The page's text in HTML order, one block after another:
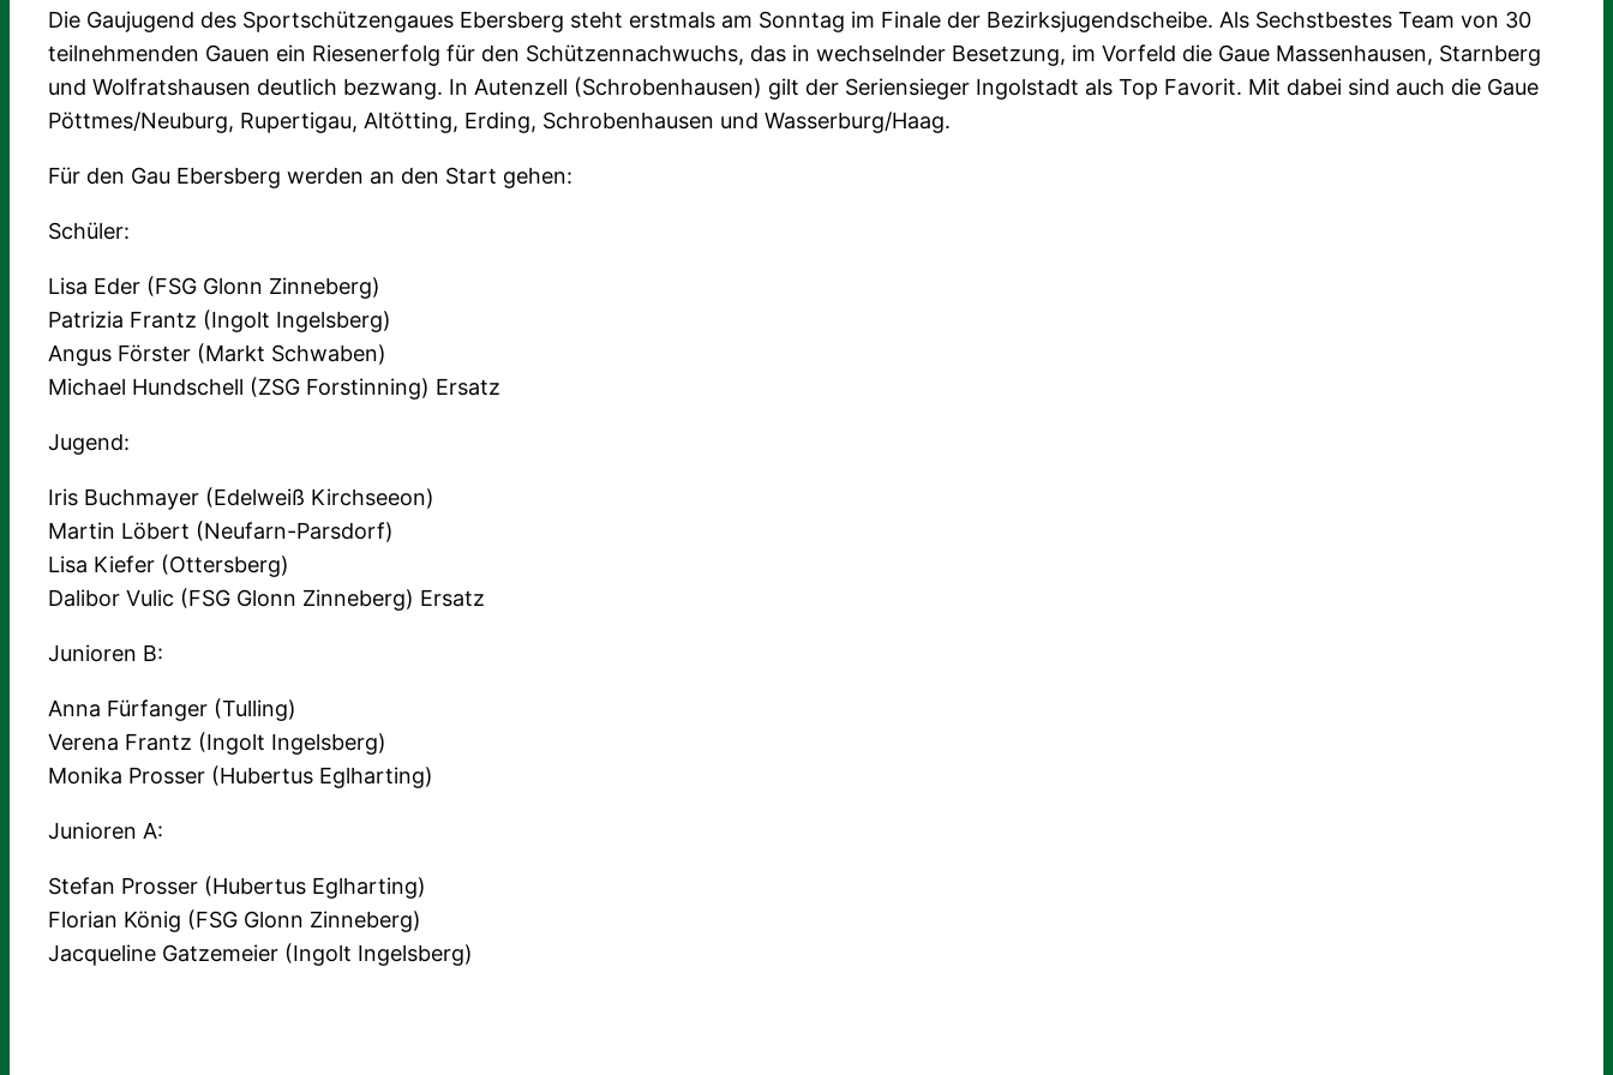
Die Gaujugend des Sportschützengaues Ebersberg steht erstmals am Sonntag im Finale der Bezirksjugendscheibe. Als Sechstbestes Team von 30
teilnehmenden Gauen ein Riesenerfolg für den Schützennachwuchs, das in wechselnder Besetzung, im Vorfeld die Gaue Massenhausen, Starnberg
und Wolfratshausen deutlich bezwang. In Autenzell (Schrobenhausen) gilt der Seriensieger Ingolstadt als Top Favorit. Mit dabei sind auch die Gaue
Pöttmes/Neuburg, Rupertigau, Altötting, Erding, Schrobenhausen und Wasserburg/Haag.
Für den Gau Ebersberg werden an den Start gehen:
Schüler:
Lisa Eder (FSG Glonn Zinneberg)
Patrizia Frantz (Ingolt Ingelsberg)
Angus Förster (Markt Schwaben)
Michael Hundschell (ZSG Forstinning) Ersatz
Jugend:
Iris Buchmayer (Edelweiß Kirchseeon)
Martin Löbert (Neufarn-Parsdorf)
Lisa Kiefer (Ottersberg)
Dalibor Vulic (FSG Glonn Zinneberg) Ersatz
Junioren B:
Anna Fürfanger (Tulling)
Verena Frantz (Ingolt Ingelsberg)
Monika Prosser (Hubertus Eglharting)
Junioren A:
Stefan Prosser (Hubertus Eglharting)
Florian König (FSG Glonn Zinneberg)
Jacqueline Gatzemeier (Ingolt Ingelsberg)